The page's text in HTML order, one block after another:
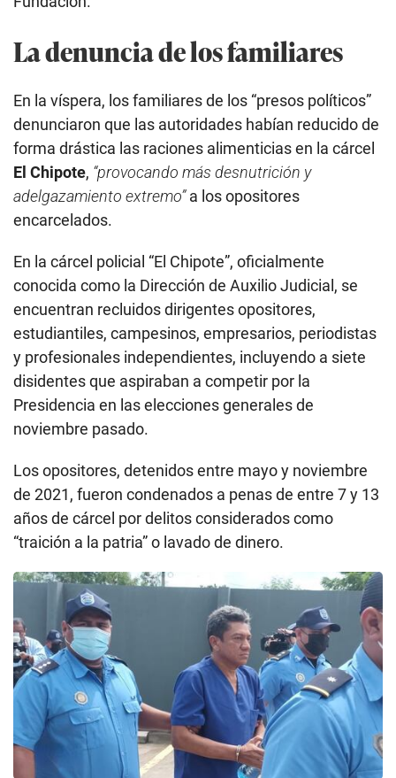
La denuncia de los familiares
En la víspera, los familiares de los “presos políticos”
denunciaron que las autoridades habían reducido de
forma drástica las raciones alimenticias en la cárcel
El Chipote, “provocando más desnutrición y
adelgazamiento extremo”a los opositores
encarcelados.
En la cárcel policial “El Chipote”, oficialmente
conocida como la Dirección de Auxilio Judicial, se
encuentran recluidos dirigentes opositores,
estudiantiles, campesinos, empresarios, periodistas
y profesionales independientes, incluyendo a siete
disidentes que aspiraban a competir por la
Presidencia en las elecciones generales de
noviembre pasado.
Los opositores, detenidos entre mayo y noviembre
de 2021, fueron condenados a penas de entre 7 y 13
años de cárcel por delitos considerados como
“traición a la patria” o lavado de dinero.